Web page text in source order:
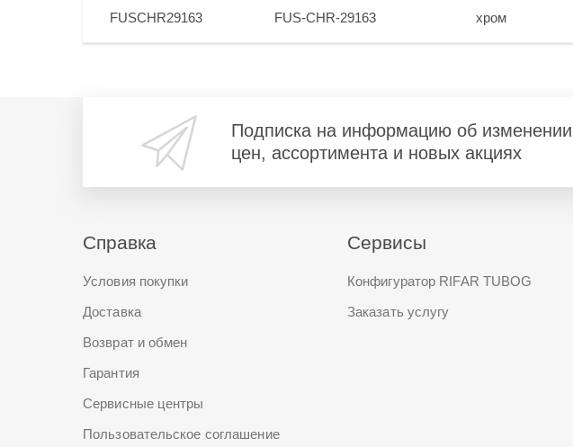
FUSCHR29163 FUS-CHR-29163 хром
Подписка на информацию об изменении
цен, ассортимента и новых акциях
Справка
Условия покупки
Доставка
Возврат и обмен
Гарантия
Сервисные центры
Пользовательское соглашение
Сервисы
Конфигуратор RIFAR TUBOG
Заказать услугу